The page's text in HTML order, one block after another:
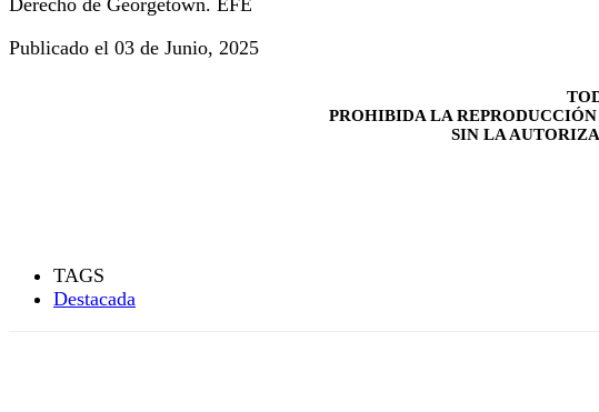
Derecho de Georgetown. EFE
Publicado el 03 de Junio, 2025
PROHIBIDA LA
SIN LA
TAGS
Destacada